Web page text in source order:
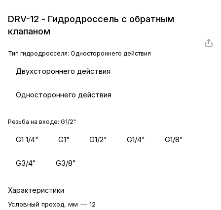
DRV-12 - Гидродроссель с обратным
клапаном
Тип гидродросселя: Одностороннего действия
Двухстороннего действия
Одностороннего действия
Резьба на входе: G1/2"
G1 1/4" G1" G1/2" G1/4" G1/8"
G3/4" G3/8"
Характеристики
Условный проход, мм — 12